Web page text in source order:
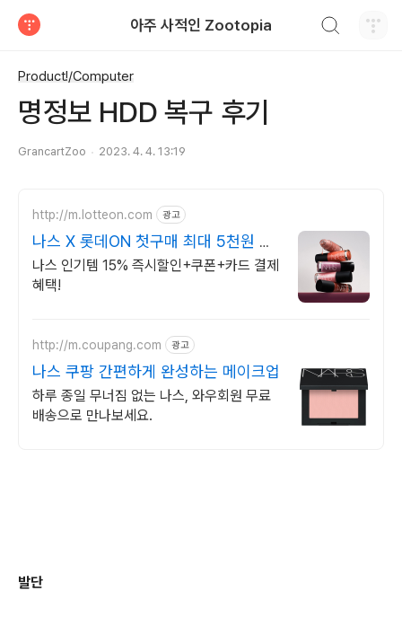
아주 사적인 Zootopia
Product!/Computer
명정보 HDD 복구 후기
GrancartZoo 2023. 4. 4. 13:19
http://m.lotteon.com 광고
나스 X 롯데ON 첫구매 최대 5천원 혜
택!
나스 인기템 15% 즉시할인+쿠폰+카드 결제
혜택!
http://m.coupang.com 광고
나스 쿠팡 간편하게 완성하는 메이크업
하루 종일 무너짐 없는 나스, 와우회원 무료
배송으로 만나보세요.
발단